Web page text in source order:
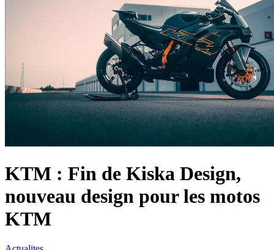
KTM : Fin de Kiska Design,
nouveau design pour les motos
KTM